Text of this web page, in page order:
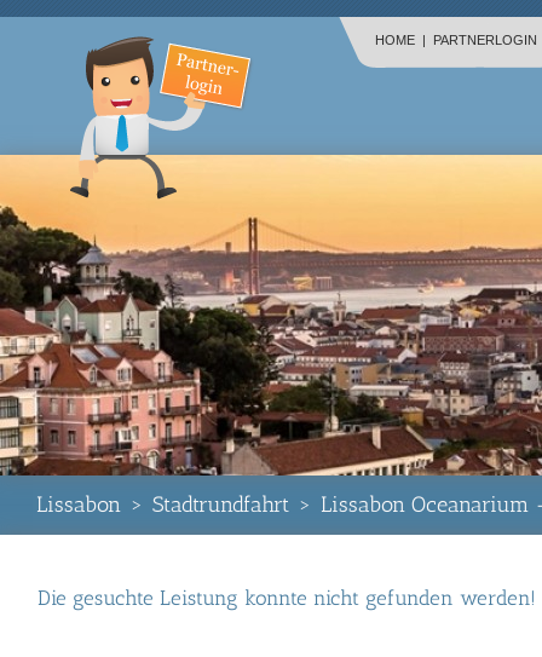
HOME | PARTNERLOGIN
Lissabon > Stadtrundfahrt > Lissabon Oceanarium
Die gesuchte Leistung konnte nicht gefunden werden!